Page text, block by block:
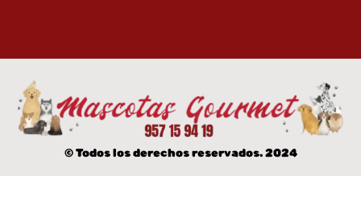
© Todos los derechos reservados. 2024